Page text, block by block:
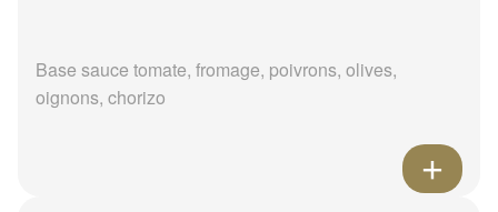
Base sauce tomate, fromage, poivrons, olives,
oignons, chorizo